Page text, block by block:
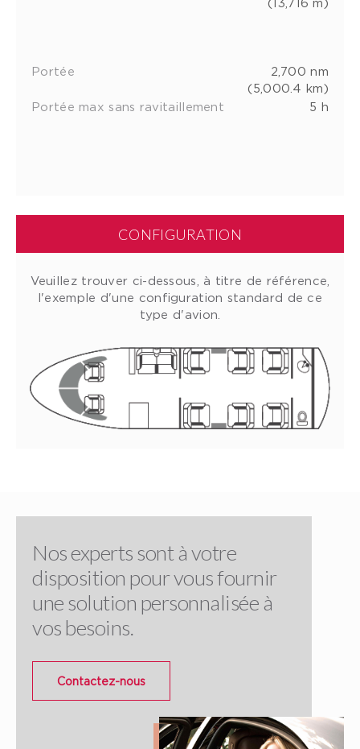
Portée
2,700 nm
(5,000.4 km)
Portée max sans ravitaillement
5 h
CONFIGURATION
Veuillez trouver ci-dessous, à titre de référence,
l'exemple d'une configuration standard de ce
type d'avion.
Nos experts sont à votre
disposition pour vous fournir
une solution personnalisée à
vos besoins.
Contactez-nous